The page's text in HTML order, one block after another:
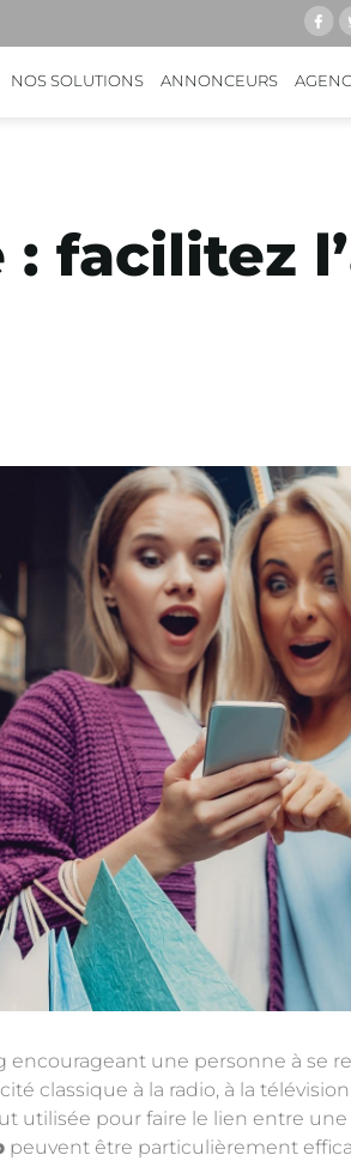
NOS SOLUTIONS ANNONCEURS
facilitez
une personne à se
classique à la radio, à la
utilisée pour faire le lien entre
peuvent être particulièrement